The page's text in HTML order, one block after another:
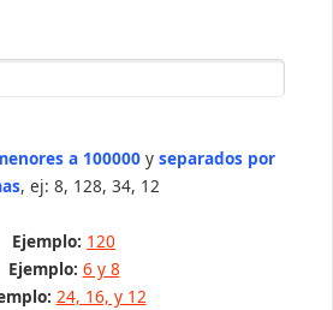
a 100000y separados por
, ej: 8, 128, 34, 12
Ejemplo: 120
Ejemplo: 6 y 8
24, 16, y 12